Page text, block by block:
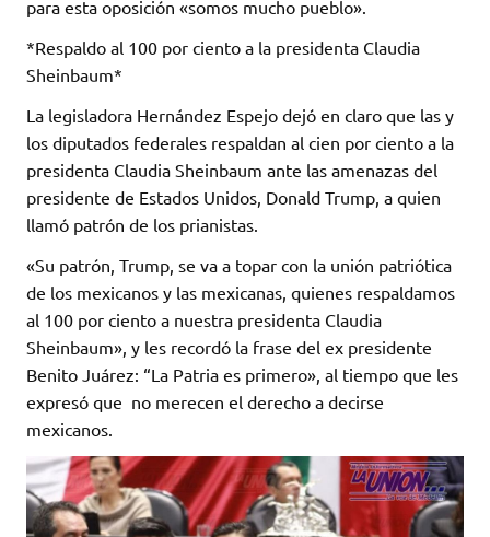
para esta oposición «somos mucho pueblo».
*Respaldo al 100 por ciento a la presidenta Claudia
Sheinbaum*
La legisladora Hernández Espejo dejó en claro que las y
los diputados federales respaldan al cien por ciento a la
presidenta Claudia Sheinbaum ante las amenazas del
presidente de Estados Unidos, Donald Trump, a quien
llamó patrón de los prianistas.
«Su patrón, Trump, se va a topar con la unión patriótica
de los mexicanos y las mexicanas, quienes respaldamos
al 100 por ciento a nuestra presidenta Claudia
Sheinbaum», y les recordó la frase del ex presidente
Benito Juárez: “La Patria es primero», al tiempo que les
expresó que no merecen el derecho a decirse
mexicanos.